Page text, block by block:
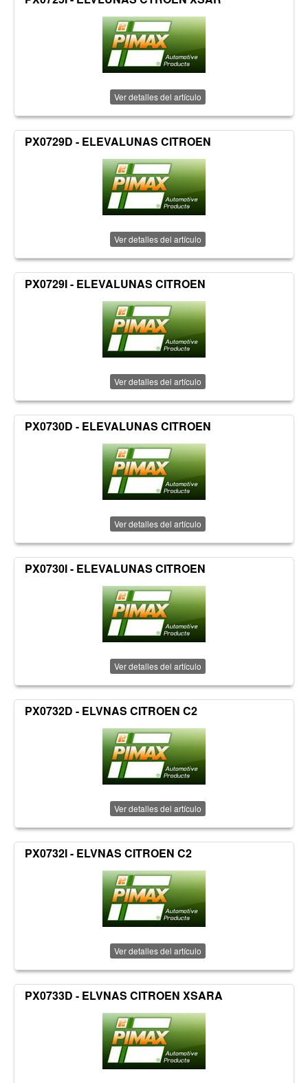
Ver detalles del artículo
PX0729D - ELEVALUNAS CITROEN
Ver detalles del artículo
PX0729I - ELEVALUNAS CITROEN
Ver detalles del artículo
PX0730D - ELEVALUNAS CITROEN
Ver detalles del artículo
PX0730I - ELEVALUNAS CITROEN
Ver detalles del artículo
PX0732D - ELVNAS CITROEN C2
Ver detalles del artículo
PX0732I - ELVNAS CITROEN C2
Ver detalles del artículo
PX0733D - ELVNAS CITROEN XSARA